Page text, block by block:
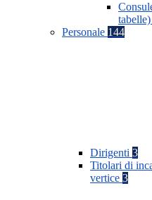
tabelle)
Personale 144
Dirigenti 3
Titolari di
vertice 3